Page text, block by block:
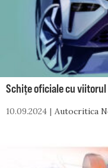
Schițe oficiale cu viitorul
10.09.2024 Autocritica